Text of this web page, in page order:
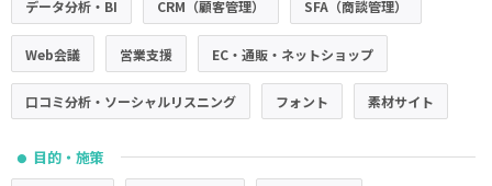
データ分析・BI CRM（顧客管理） SFA（商談管理）
Web会議 営業支援 EC・通販・ネットショップ
口コミ分析・ソーシャルリスニング フォント 素材サイト
● 目的・施策